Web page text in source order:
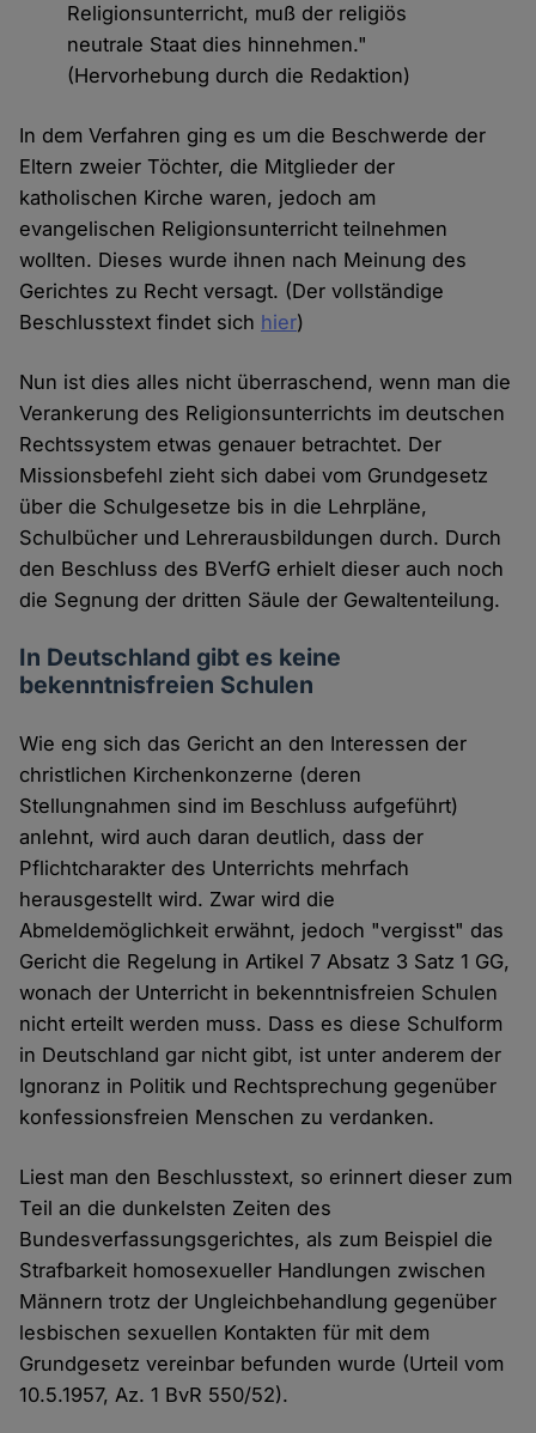
Religionsunterricht, muß der religiös
neutrale Staat dies hinnehmen."
(Hervorhebung durch die Redaktion)
In dem Verfahren ging es um die Beschwerde der
Eltern zweier Töchter, die Mitglieder der
katholischen Kirche waren, jedoch am
evangelischen Religionsunterricht teilnehmen
wollten. Dieses wurde ihnen nach Meinung des
Gerichtes zu Recht versagt. (Der vollständige
Beschlusstext findet sich hier)
Nun ist dies alles nicht überraschend, wenn man die
Verankerung des Religionsunterrichts im deutschen
Rechtssystem etwas genauer betrachtet. Der
Missionsbefehl zieht sich dabei vom Grundgesetz
über die Schulgesetze bis in die Lehrpläne,
Schulbücher und Lehrerausbildungen durch. Durch
den Beschluss des BVerfG erhielt dieser auch noch
die Segnung der dritten Säule der Gewaltenteilung.
In Deutschland gibt es keine
bekenntnisfreien Schulen
Wie eng sich das Gericht an den Interessen der
christlichen Kirchenkonzerne (deren
Stellungnahmen sind im Beschluss aufgeführt)
anlehnt, wird auch daran deutlich, dass der
Pflichtcharakter des Unterrichts mehrfach
herausgestellt wird. Zwar wird die
Abmeldemöglichkeit erwähnt, jedoch "vergisst" das
Gericht die Regelung in Artikel 7 Absatz 3 Satz 1 GG,
wonach der Unterricht in bekenntnisfreien Schulen
nicht erteilt werden muss. Dass es diese Schulform
in Deutschland gar nicht gibt, ist unter anderem der
Ignoranz in Politik und Rechtsprechung gegenüber
konfessionsfreien Menschen zu verdanken.
Liest man den Beschlusstext, so erinnert dieser zum
Teil an die dunkelsten Zeiten des
Bundesverfassungsgerichtes, als zum Beispiel die
Strafbarkeit homosexueller Handlungen zwischen
Männern trotz der Ungleichbehandlung gegenüber
lesbischen sexuellen Kontakten für mit dem
Grundgesetz vereinbar befunden wurde (Urteil vom
10.5.1957, Az. 1 BvR 550/52).